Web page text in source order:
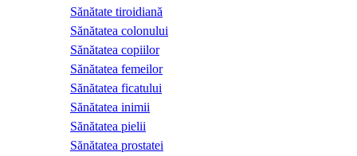
Sănătate tiroidiană
Sănătatea colonului
Sănătatea copiilor
Sănătatea femeilor
Sănătatea ficatului
Sănătatea inimii
Sănătatea pielii
Sănătatea prostatei